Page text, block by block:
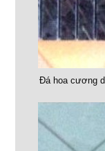
Đá hoa cương